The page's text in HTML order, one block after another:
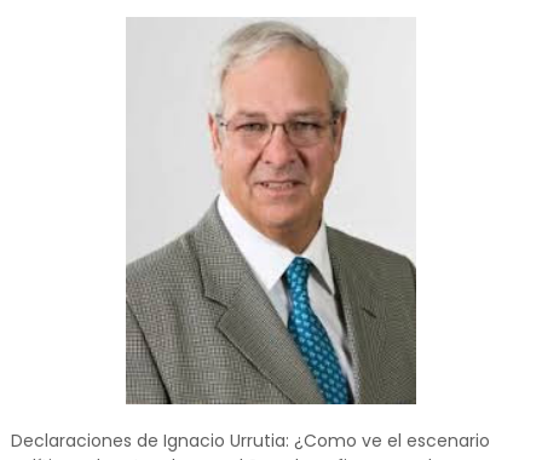
Declaraciones de Ignacio Urrutia: ¿Como ve el escenario